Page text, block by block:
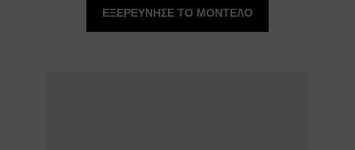
ΕΞΕΡΕΥΝΗΣΕ ΤΟ ΜΟΝΤΕΛΟ